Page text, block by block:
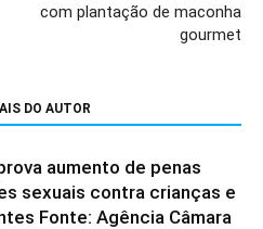
com plantação de maconha
gourmet
DO AUTOR
aumento de penas
sexuais contra crianças e
Fonte: Agência Câmara